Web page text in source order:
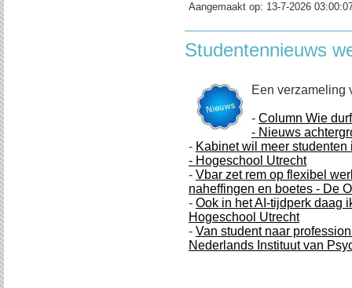
Aangemaakt op: 13-7-2026
Studentennieuws
Een verzameling
- Column Wie
- Nieuws
- Kabinet wil meer
- Hogeschool Utrecht
- Vbar zet rem op flexibel
naheffingen en boetes - De
- Ook in het AI-tijdperk daag
Hogeschool Utrecht
- Van student naar
Nederlands Instituut van